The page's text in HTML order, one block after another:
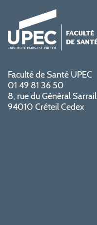
Faculté de Santé UPEC
01 49 81 36 50
8, rue du Général Sarrail
94010 Créteil Cedex